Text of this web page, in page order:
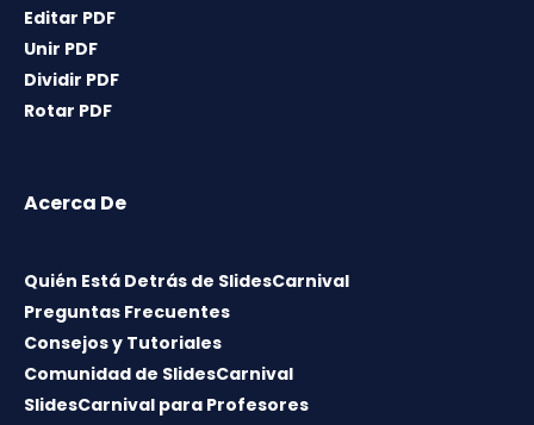
Editar PDF
Unir PDF
Dividir PDF
Rotar PDF
Acerca De
Quién Está Detrás de SlidesCarnival
Preguntas Frecuentes
Consejos y Tutoriales
Comunidad de SlidesCarnival
SlidesCarnival para Profesores